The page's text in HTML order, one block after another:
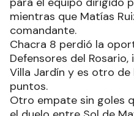
mientras que Matías
comandante.
Chacra 8 perdió la
Defensores del
Villa Jardín y es otro de
puntos.
Otro empate sin goles